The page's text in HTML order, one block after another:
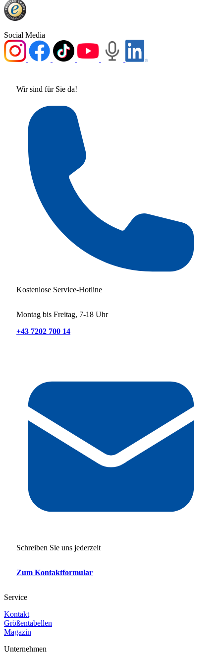
Social Media
Wir sind für Sie da!
Kostenlose Service-Hotline
Montag bis Freitag, 7-18 Uhr
+43 7202 700 14
Schreiben Sie uns jederzeit
Zum Kontaktformular
Service
Kontakt
Größentabellen
Magazin
Unternehmen